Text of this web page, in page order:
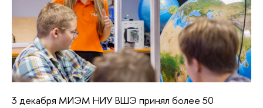
3 декабря МИЭМ НИУ ВШЭ принял более 50